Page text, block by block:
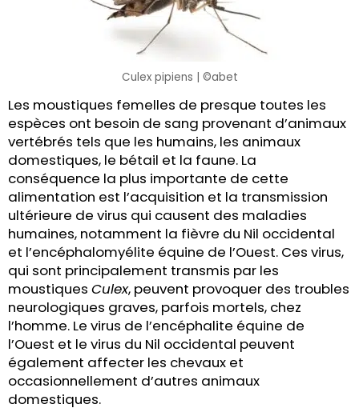
Culex pipiens | ©abet
Les moustiques femelles de presque toutes les
espèces ont besoin de sang provenant d’animaux
vertébrés tels que les humains, les animaux
domestiques, le bétail et la faune. La
conséquence la plus importante de cette
alimentation est l’acquisition et la transmission
ultérieure de virus qui causent des maladies
humaines, notamment la fièvre du Nil occidental
et l’encéphalomyélite équine de l’Ouest. Ces virus,
qui sont principalement transmis par les
moustiques Culex, peuvent provoquer des troubles
neurologiques graves, parfois mortels, chez
l’homme. Le virus de l’encéphalite équine de
l’Ouest et le virus du Nil occidental peuvent
également affecter les chevaux et
occasionnellement d’autres animaux
domestiques.